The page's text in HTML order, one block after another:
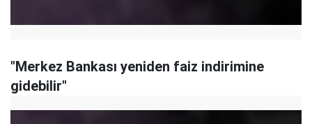
"Merkez Bankası yeniden faiz indirimine
gidebilir"